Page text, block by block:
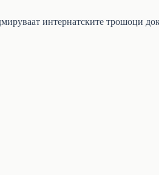
интернатските трошоци